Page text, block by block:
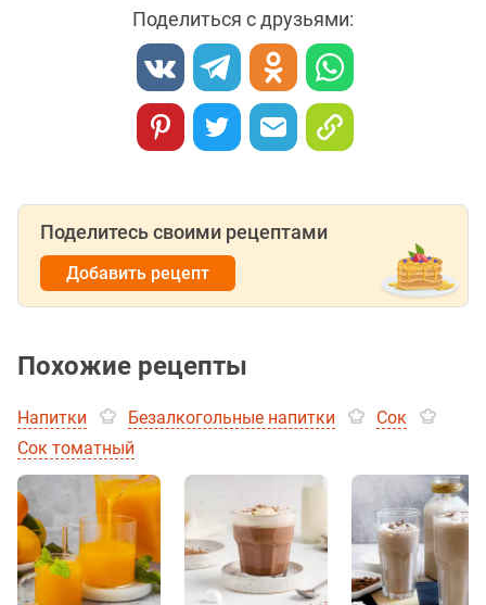
Поделиться с друзьями:
Поделитесь своими рецептами
Добавить рецепт
Похожие рецепты
Напитки Безалкогольные напитки
Сок
Сок томатный